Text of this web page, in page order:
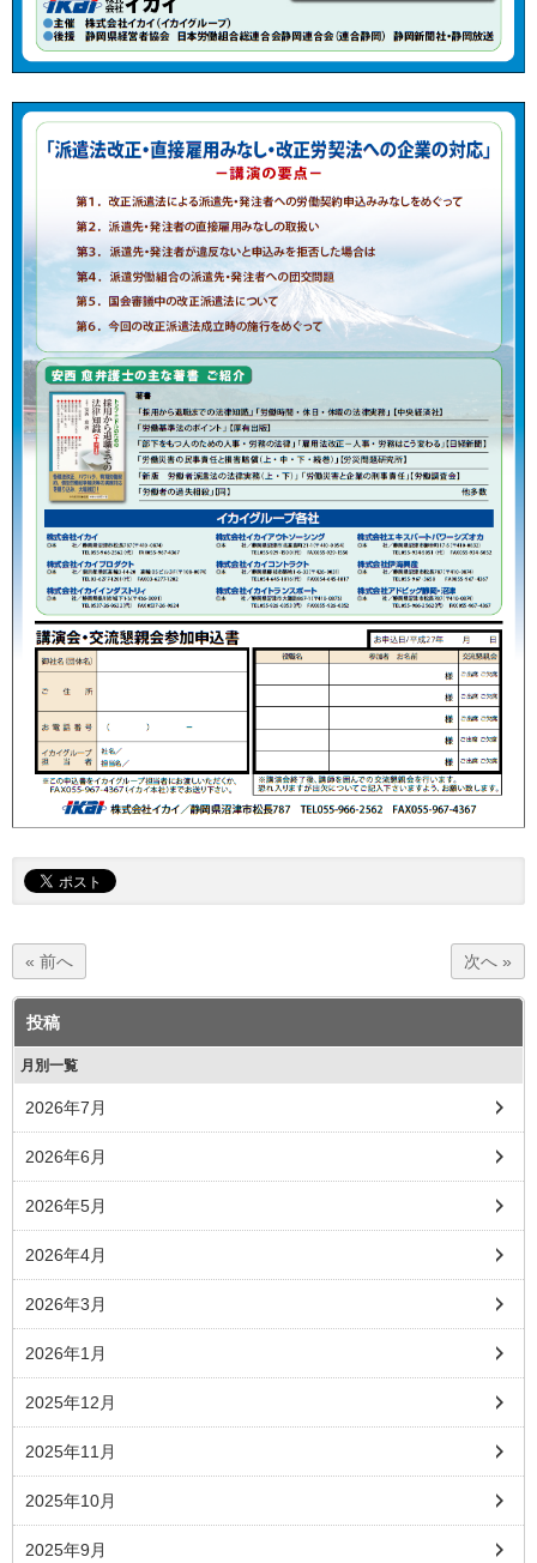
« 前へ 次へ »
投稿
月別一覧
2026年7月
2026年6月
2026年5月
2026年4月
2026年3月
2026年1月
2025年12月
2025年11月
2025年10月
2025年9月